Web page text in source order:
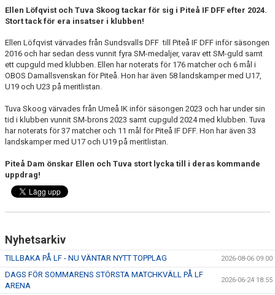
Ellen Löfqvist och Tuva Skoog tackar för sig i Piteå IF DFF efter 2024.
Stort tack för era insatser i klubben!
Ellen Löfqvist värvades från Sundsvalls DFF till Piteå IF DFF inför säsongen
2016 och har sedan dess vunnit fyra SM-medaljer, varav ett SM-guld samt
ett cupguld med klubben. Ellen har noterats för 176 matcher och 6 mål i
OBOS Damallsvenskan för Piteå. Hon har även 58 landskamper med U17,
U19 och U23 på meritlistan.
Tuva Skoog värvades från Umeå IK inför säsongen 2023 och har under sin
tid i klubben vunnit SM-brons 2023 samt cupguld 2024 med klubben. Tuva
har noterats för 37 matcher och 11 mål för Piteå IF DFF. Hon har även 33
landskamper med U17 och U19 på meritlistan.
Piteå Dam önskar Ellen och Tuva stort lycka till i deras kommande
uppdrag!
Nyhetsarkiv
TILLBAKA PÅ LF - NU VÄNTAR NYTT TOPPLAG 2026-08-06 09:00
DAGS FÖR SOMMARENS STÖRSTA MATCHKVÄLL PÅ LF
ARENA
2026-06-24 18:55